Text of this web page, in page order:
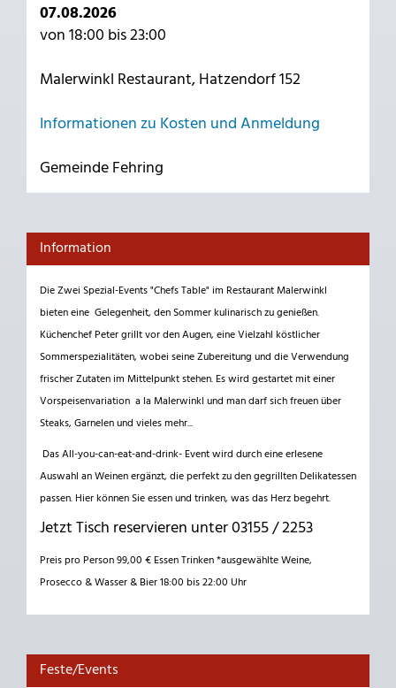
07.08.2026
von 18:00 bis 23:00
Malerwinkl Restaurant, Hatzendorf 152
Informationen zu Kosten und Anmeldung
Gemeinde Fehring
Information
Die Zwei Spezial-Events "Chefs Table" im Restaurant Malerwinkl
bieten eine Gelegenheit, den Sommer kulinarisch zu genießen.
Küchenchef Peter grillt vor den Augen, eine Vielzahl köstlicher
Sommerspezialitäten, wobei seine Zubereitung und die Verwendung
frischer Zutaten im Mittelpunkt stehen. Es wird gestartet mit einer
Vorspeisenvariation a la Malerwinkl und man darf sich freuen über
Steaks, Garnelen und vieles mehr...
Das All-you-can-eat-and-drink- Event wird durch eine erlesene
Auswahl an Weinen ergänzt, die perfekt zu den gegrillten Delikatessen
passen. Hier können Sie essen und trinken, was das Herz begehrt.
Jetzt Tisch reservieren unter 03155 / 2253
Preis pro Person 99,00 € Essen Trinken *ausgewählte Weine,
Prosecco & Wasser & Bier 18:00 bis 22:00 Uhr
Feste/Events